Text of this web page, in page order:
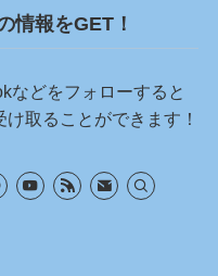
情報をGET！
などをフォローすると
取ることができます！